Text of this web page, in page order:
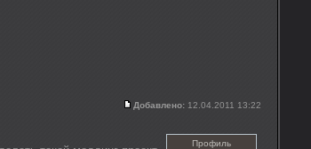
Добавлено: 12.04.2011 13:22
Профиль